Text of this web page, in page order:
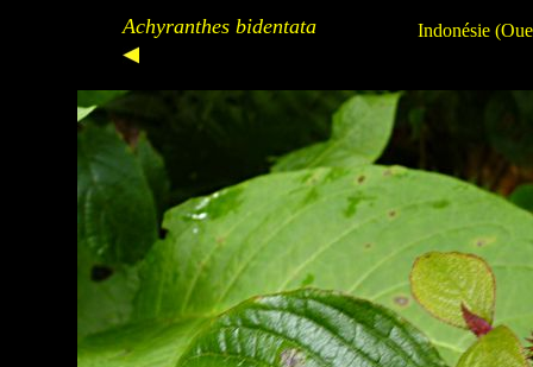
Achyranthes bidentata Indonésie